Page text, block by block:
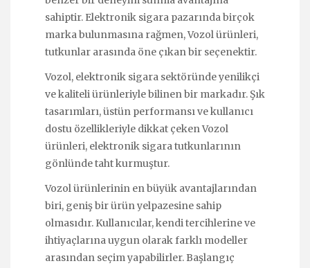
sahiptir. Elektronik sigara pazarında birçok
marka bulunmasına rağmen, Vozol ürünleri,
tutkunlar arasında öne çıkan bir seçenektir.
Vozol, elektronik sigara sektöründe yenilikçi
ve kaliteli ürünleriyle bilinen bir markadır. Şık
tasarımları, üstün performansı ve kullanıcı
dostu özellikleriyle dikkat çeken Vozol
ürünleri, elektronik sigara tutkunlarının
gönlünde taht kurmuştur.
Vozol ürünlerinin en büyük avantajlarından
biri, geniş bir ürün yelpazesine sahip
olmasıdır. Kullanıcılar, kendi tercihlerine ve
ihtiyaçlarına uygun olarak farklı modeller
arasından seçim yapabilirler. Başlangıç